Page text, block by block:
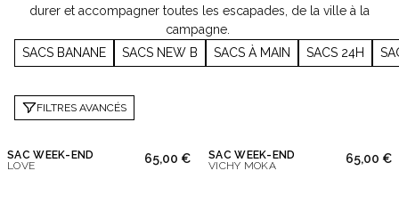
durer et accompagner toutes les escapades, de la ville à la
campagne.
SACS BANANE
SACS NEW B SACS À MAIN SACS 24H
FILTRES AVANCÉS
SAC WEEK-END
LOVE
65,00 €
SAC WEEK-END
VICHY MOKA
65,00 €